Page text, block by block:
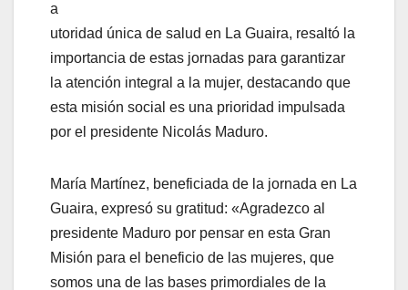
a
utoridad única de salud en La Guaira, resaltó la
importancia de estas jornadas para garantizar
la atención integral a la mujer, destacando que
esta misión social es una prioridad impulsada
por el presidente Nicolás Maduro.
María Martínez, beneficiada de la jornada en La
Guaira, expresó su gratitud: «Agradezco al
presidente Maduro por pensar en esta Gran
Misión para el beneficio de las mujeres, que
somos una de las bases primordiales de la